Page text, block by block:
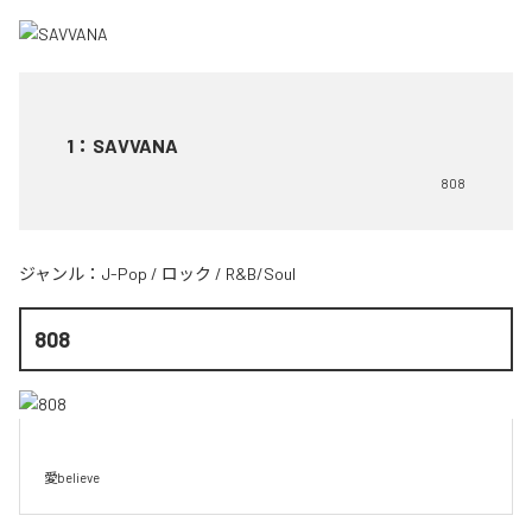
1 ： SAVVANA
808
ジャンル： J-Pop / ロック / R&B/Soul
808
愛believe